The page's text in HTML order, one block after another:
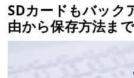
SDカードもバック
由から保存方法まで